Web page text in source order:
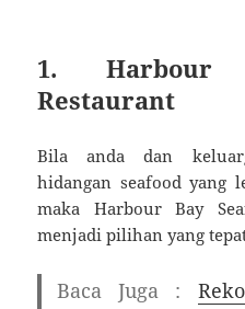
1. Harbour
Restaurant
Bila anda dan
hidangan seafood yang
maka Harbour Bay
menjadi pilihan yang
Baca Juga :